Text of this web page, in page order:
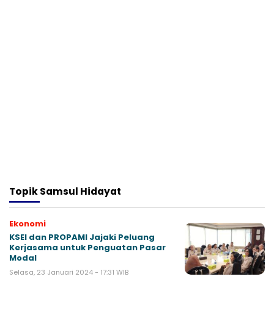
TopikSamsul Hidayat
Ekonomi
KSEI dan PROPAMI Jajaki Peluang
Kerjasama untuk Penguatan Pasar
Modal
Selasa, 23 Januari 2024 - 17:31 WIB